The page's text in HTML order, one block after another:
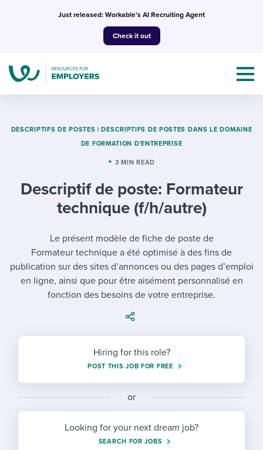
Just released: Workable’s AI Recruiting Agent
Check it out
Topics
Mobilizing AI in my work
Evaluating candidates
Working together with others
Maintaining hiring pipelines
Developing & retaining people
Ensuring compliance
Finding and attracting people
Establishing an employer brand
Templates & Guides
Job description templates
Interview question templates
Policy templates
Step-by-step tutorials
Free ebooks & reports
HR terms
I’m a jobseeker
I WANT TO LEARN ABOUT...
Applying for a job
Interview process
Career development
Modern working life
Attend webinars & events
Workable customer stories
Explore Workable
Request a demo
Start a free trial
DESCRIPTIFS DE POSTES | DESCRIPTIFS DE POSTES DANS LE DOMAINE
DE FORMATION D'ENTREPRISE
3 MIN READ
Descriptif de poste: Formateur
technique (f/h/autre)
Le présent modèle de fiche de poste de
Formateur technique a été optimisé à des fins de
publication sur des sites d’annonces ou des pages d’emploi
en ligne, ainsi que pour être aisément personnalisé en
fonction des besoins de votre entreprise.
Hiring for this role?
POST THIS JOB FOR FREE
or
Looking for your next dream job?
SEARCH FOR JOBS